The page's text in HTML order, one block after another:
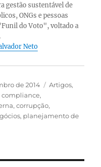
gestão sustentável de
ONGs e pessoas
do Voto", voltado a
Neto
de 2014 Categorias
Artigos,
compliance,
,corrupção,
, planejamento de